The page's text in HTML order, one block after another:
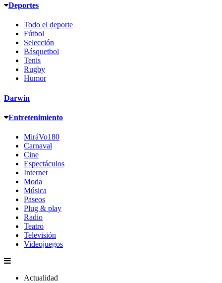
Deportes
Todo el deporte
Fútbol
Selección
Básquetbol
Tenis
Rugby
Humor
Darwin
Entretenimiento
MiráVo180
Carnaval
Cine
Espectáculos
Internet
Moda
Música
Paseos
Plug & play
Radio
Teatro
Televisión
Videojuegos
Actualidad